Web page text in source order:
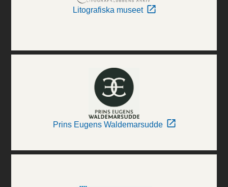
Litografiska museet
Prins Eugens Waldemarsudde